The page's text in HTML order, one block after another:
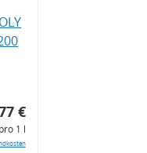
€
1 l